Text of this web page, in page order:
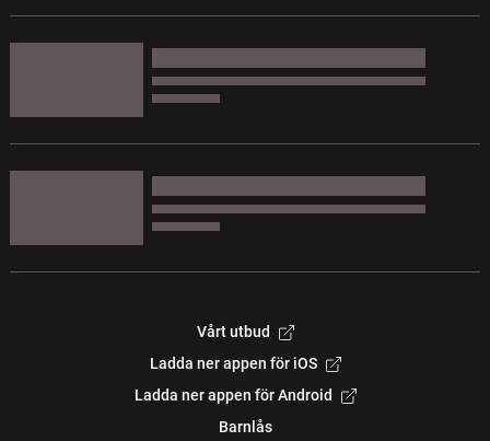
Vårt utbud
Ladda ner appen för iOS
Ladda ner appen för Android
Barnlås